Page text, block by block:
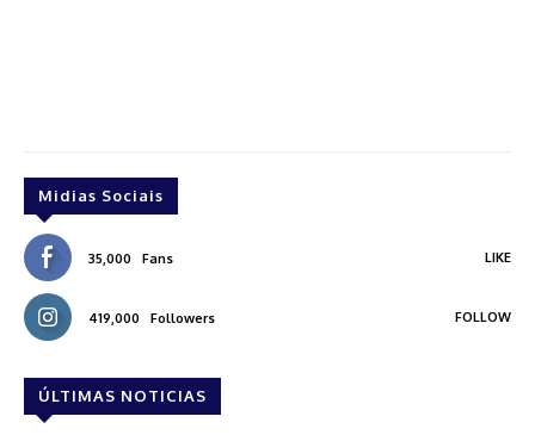
Midias Sociais
35,000 Fans LIKE
419,000 Followers FOLLOW
ÚLTIMAS NOTICIAS